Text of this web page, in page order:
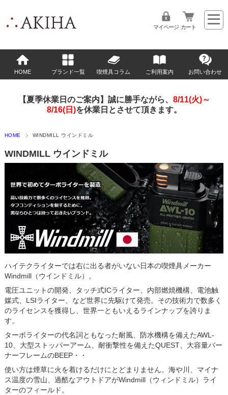
マイページ カート
HOME ブランド一覧 喫煙具コラム ご利用案内 お問い合わせ
【夏季休業日のご案内】誠に勝手ながら、 8/11(火)～
8/16(日)を休業日とさせて頂きます。
HOME WINDMILL ウインドミル
WINDMILL ウインドミル
ハイテクライターでは右に出る者がいない日本の喫煙具メーカー
Windmill（ウインドミル）。
電圧ユニットの開発、タッチ式ICライター、内部燃焼機構、電池触
媒式、LSIライター、など世界に先駆けて発売。その技術力で数多く
のライセンスを獲得し、世界一ともいえるラインナップを誇りま
す。
ターボライターの代名詞ともなった耐風、防水機構を備えたAWL-
10、大型ストッパーアーム、耐衝撃性を備えたQUEST、大容量バー
ナーフレームのBEEP・・
使い方は煙草に火を着けるだけにとどまりません。海や川、マイナ
ス温度の雪山、過酷なアウトドアがWindmill（ウィンドミル）ライ
ターのフィールド。